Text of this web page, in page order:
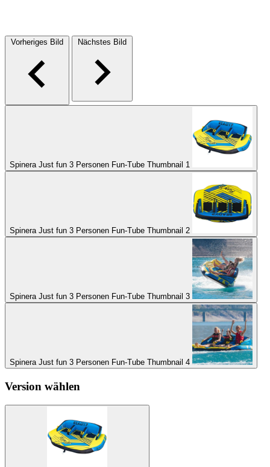
Vorheriges Bild Nächstes Bild
Spinera Just fun 3 Personen Fun-Tube Thumbnail 1
Spinera Just fun 3 Personen Fun-Tube Thumbnail 2
Spinera Just fun 3 Personen Fun-Tube Thumbnail 3
Spinera Just fun 3 Personen Fun-Tube Thumbnail 4
Version wählen